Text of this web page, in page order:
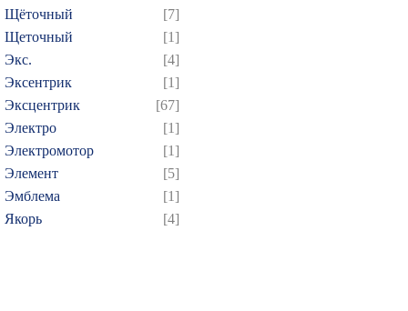
Щёточный
[7]
Щеточный
[1]
Экс.
[4]
Эксентрик
[1]
Эксцентрик
[67]
Электро
[1]
Электромотор
[1]
Элемент
[5]
Эмблема
[1]
Якорь
[4]